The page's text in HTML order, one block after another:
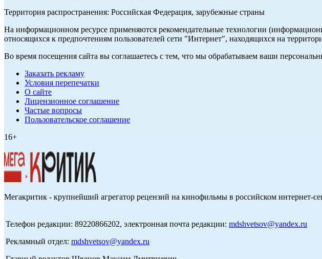
Территория распространения: Российская Федерация, зарубежные страны
На информационном ресурсе применяются рекомендательные технологии
относящихся к предпочтениям пользователей сети "Интернет", находящихся на
Во время посещения сайта вы соглашаетесь с тем, что мы обрабатываем ваши
Заказать рекламу
Условия перепечатки
О сайте
Лицензионное соглашение
Частые вопросы
Пользовательское соглашение
16+
Мегакритик - крупнейший агрегатор рецензий на кинофильмы в российском интернет-
Телефон редакции: 89220866202, электронная почта редакции: mdshvetsov@yandex.ru
Рекламный отдел: mdshvetsov@yandex.ru